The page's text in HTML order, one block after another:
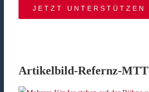
JETZT UNTERSTÜTZEN
Artikelbild-Refernz-MTT